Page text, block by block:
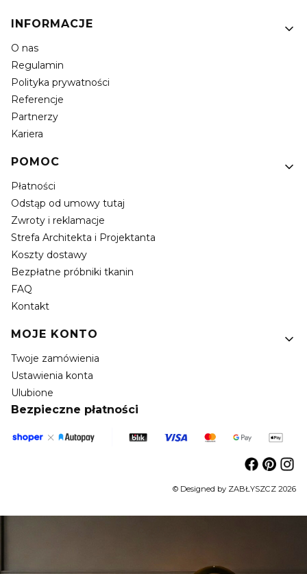
Linki w stopce
INFORMACJE
O nas
Regulamin
Polityka prywatności
Referencje
Partnerzy
Kariera
POMOC
Płatności
Odstąp od umowy tutaj
Zwroty i reklamacje
Strefa Architekta i Projektanta
Koszty dostawy
Bezpłatne próbniki tkanin
FAQ
Kontakt
MOJE KONTO
Twoje zamówienia
Ustawienia konta
Ulubione
Bezpieczne płatności
© Designed by ZABŁYSZCZ 2026